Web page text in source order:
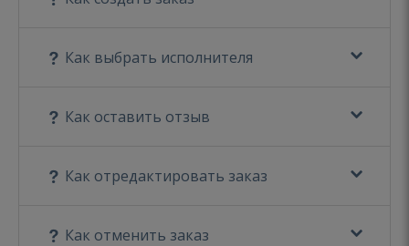
Как выбрать исполнителя
Как оставить отзыв
Как отредактировать заказ
Как отменить заказ